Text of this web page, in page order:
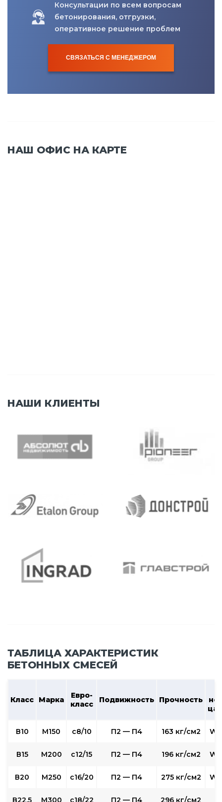
Консультации по всем вопросам
бетонирования, отгрузки,
оперативное решение проблем
СВЯЗАТЬСЯ С МЕНЕДЖЕРОМ
НАШ ОФИС НА КАРТЕ
НАШИ КЛИЕНТЫ
ТАБЛИЦА ХАРАКТЕРИСТИК
БЕТОННЫХ СМЕСЕЙ
Класс Марка
Евро-
класс
Подвижность Прочность
В10 М150 c8/10 П2 — П4 163 кг/см2
В15 М200 с12/15 П2 — П4 196 кг/см2
В20 М250 с16/20 П2 — П4 275 кг/см2
В22,5 М300 с18/22 П2 — П4 296 кг/см2